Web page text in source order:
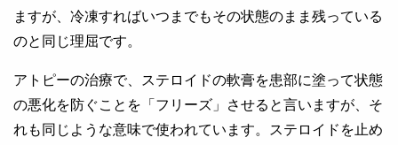
ますが、冷凍すればいつまでもその状態のまま残っている
のと同じ理屈です。
アトピーの治療で、ステロイドの軟膏を患部に塗って状態
の悪化を防ぐことを「フリーズ」させると言いますが、そ
れも同じような意味で使われています。ステロイドを止め